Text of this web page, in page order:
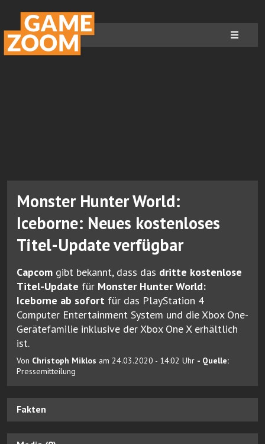
Monster Hunter World:
Iceborne: Neues kostenloses
Titel-Update verfügbar
Capcom gibt bekannt, dass das dritte kostenlose
Titel-Update für Monster Hunter World:
Iceborne ab sofort für das PlayStation 4
Computer Entertainment System und die Xbox One-
Gerätefamilie inklusive der Xbox One X erhältlich
ist.
Von Christoph Miklos am 24.03.2020 - 14:02 Uhr - Quelle:
Pressemitteilung
Fakten